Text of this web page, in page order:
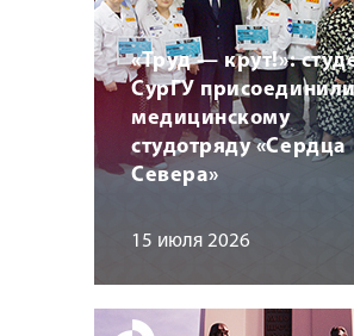
«Труд — крут!»:
СурГУ
медицинскому
студотряду «Сердца
Севера»
15 июля 2026